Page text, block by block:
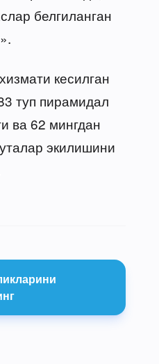
белгиланган
кесилган
туп пирамидал
ва 62 мингдан
экилишини